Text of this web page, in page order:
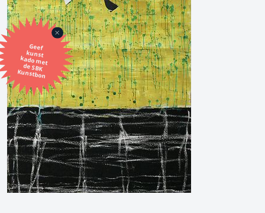
Geef
kunst
kado met
de SBK
Kunstbon